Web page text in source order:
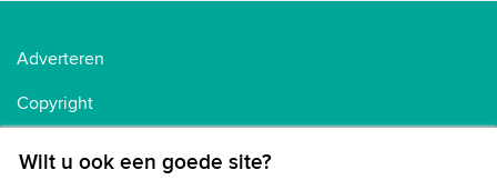
Adverteren
Copyright
Wilt u ook een goede site?